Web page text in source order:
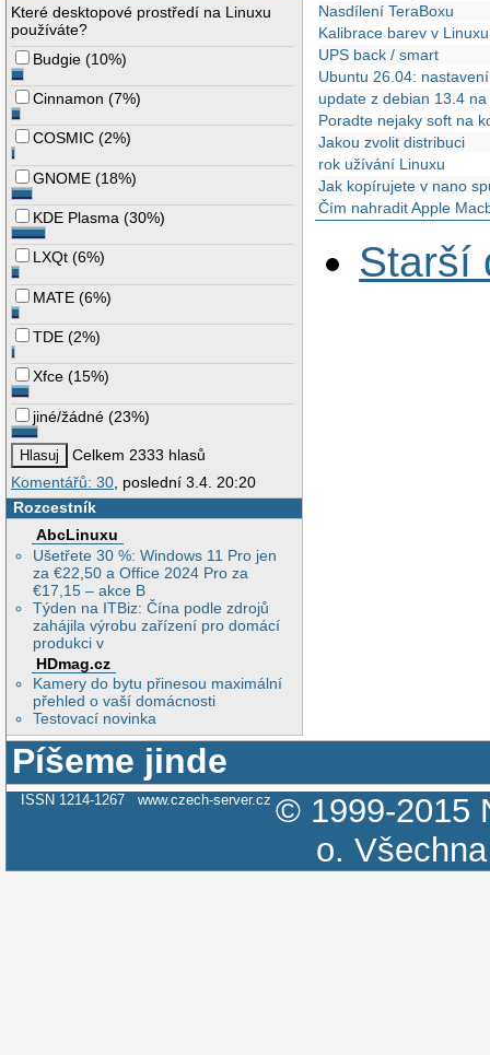
Které desktopové prostředí na Linuxu
používáte?
Budgie (10%)
Cinnamon (7%)
COSMIC (2%)
GNOME (18%)
KDE Plasma (30%)
LXQt (6%)
MATE (6%)
TDE (2%)
Xfce (15%)
jiné/žádné (23%)
Celkem 2333 hlasů
Komentářů: 30, poslední 3.4. 20:20
Rozcestník
AbcLinuxu
Ušetřete 30 %: Windows 11 Pro jen
za €22,50 a Office 2024 Pro za
€17,15 – akce B
Týden na ITBiz: Čína podle zdrojů
zahájila výrobu zařízení pro domácí
produkci v
HDmag.cz
Kamery do bytu přinesou maximální
přehled o vaší domácnosti
Testovací novinka
Nasdílení TeraBoxu
Kalibrace barev v
UPS back / smart
Ubuntu 26.04:
update z debian 13.4
Poradte nejaky soft na
Jakou zvolit distribuci
rok užívání Linuxu
Jak kopírujete v nano
Čím nahradit Apple
Starší
Píšeme jinde
ISSN 1214-1267 www.czech-server.cz © 1999-2015
o.